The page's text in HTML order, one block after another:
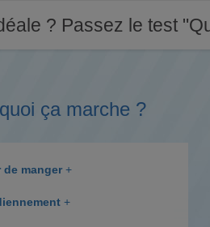
? Passez le test
ça marche ?
de manger +
+